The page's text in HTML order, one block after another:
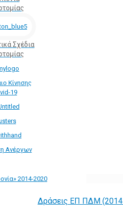
Σχέδια
Κίνησης
19
Ανέργων
2014-2020
Δράσεις ΕΠ ΠΔΜ (2014